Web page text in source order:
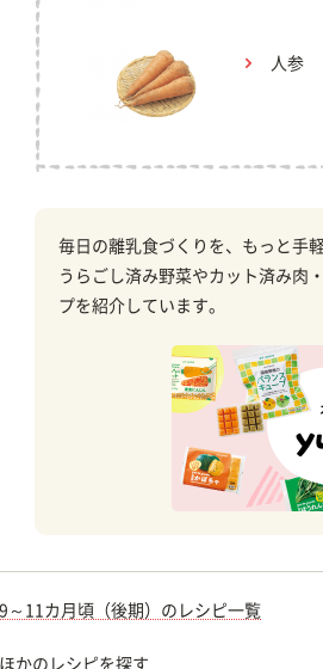
人参
毎日の離乳食づくりを、もっと手
うらごし済み野菜やカット済み肉
プを紹介しています。
9～11カ月頃（後期）のレシピ一覧
ほかのレシピを探す